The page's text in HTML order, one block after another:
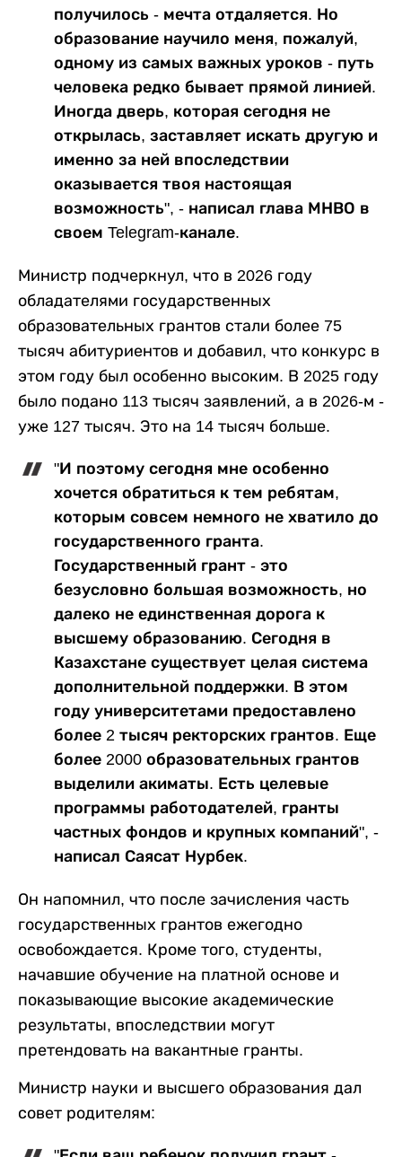
получилось - мечта отдаляется. Но
образование научило меня, пожалуй,
одному из самых важных уроков - путь
человека редко бывает прямой линией.
Иногда дверь, которая сегодня не
открылась, заставляет искать другую и
именно за ней впоследствии
оказывается твоя настоящая
возможность", - написал глава МНВО в
своем Telegram-канале.
Министр подчеркнул, что в 2026 году
обладателями государственных
образовательных грантов стали более 75
тысяч абитуриентов и добавил, что конкурс в
этом году был особенно высоким. В 2025 году
было подано 113 тысяч заявлений, а в 2026-м -
уже 127 тысяч. Это на 14 тысяч больше.
"И поэтому сегодня мне особенно
хочется обратиться к тем ребятам,
которым совсем немного не хватило до
государственного гранта.
Государственный грант - это
безусловно большая возможность, но
далеко не единственная дорога к
высшему образованию. Сегодня в
Казахстане существует целая система
дополнительной поддержки. В этом
году университетами предоставлено
более 2 тысяч ректорских грантов. Еще
более 2000 образовательных грантов
выделили акиматы. Есть целевые
программы работодателей, гранты
частных фондов и крупных компаний", -
написал Саясат Нурбек.
Он напомнил, что после зачисления часть
государственных грантов ежегодно
освобождается. Кроме того, студенты,
начавшие обучение на платной основе и
показывающие высокие академические
результаты, впоследствии могут
претендовать на вакантные гранты.
Министр науки и высшего образования дал
совет родителям: